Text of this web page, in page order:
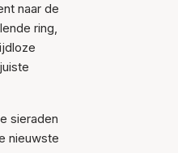
naar de
ring,
sieraden
nieuwste